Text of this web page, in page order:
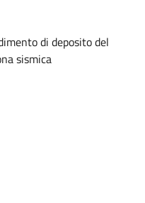
di deposito del
sismica